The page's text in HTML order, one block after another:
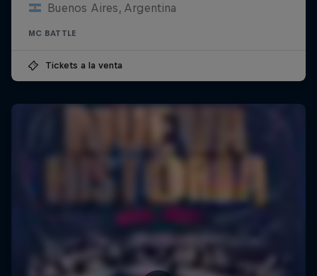
Buenos Aires, Argentina
MC BATTLE
Tickets a la venta